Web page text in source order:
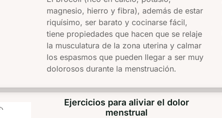
magnesio, hierro y fibra), además de estar
riquísimo, ser barato y cocinarse fácil,
tiene propiedades que hacen que se relaje
la musculatura de la zona uterina y calmar
los espasmos que pueden llegar a ser muy
dolorosos durante la menstruación.
Ejercicios para aliviar el dolor
menstrual